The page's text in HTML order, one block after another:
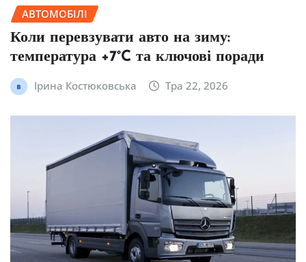
АВТОМОБІЛІ
Коли перевзувати авто на зиму:
температура +7°C та ключові поради
Ірина Костюковська Тра 22, 2026